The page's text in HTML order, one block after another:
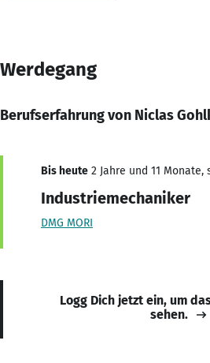
Werdegang
Berufserfahrung von Niclas
Bis heute 2 Jahre und 11 Monate,
Industriemechaniker
DMG MORI
Logg Dich jetzt ein, um
sehen.